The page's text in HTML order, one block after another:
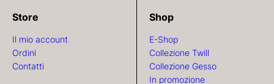
Store
Il mio account
Ordini
Contatti
Shop
E-Shop
Collezione Twill
Collezione Gesso
In promozione